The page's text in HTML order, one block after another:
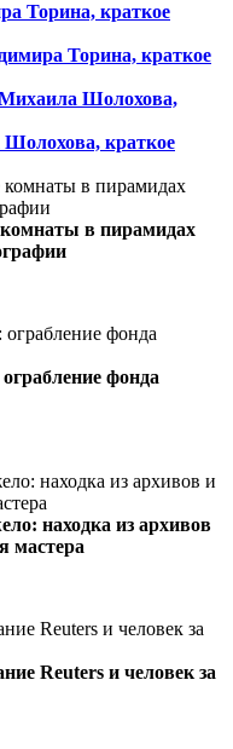
Торина, краткое
Торина, краткое
Шолохова,
Шолохова, краткое
в пирамидах
фонда
находка из архивов
мастера
Reuters и человек за